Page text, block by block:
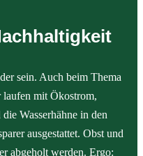
sein. Auch beim Thema
mit Ökostrom,
Wasserhähne in den
ausgestattet. Obst und
abgeholt werden. Ergo: